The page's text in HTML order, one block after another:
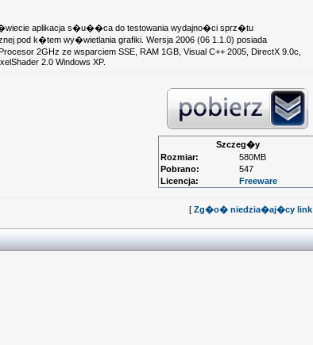
�wiecie aplikacja s�u��ca do testowania wydajno�ci sprz�tu
pod k�tem wy�wietlania grafiki. Wersja 2006 (06 1.1.0) posiada
2GHz ze wsparciem SSE, RAM 1GB, Visual C++ 2005, DirectX 9.0c,
2.0 Windows XP.
Szczeg�y
Rozmiar:
580MB
Pobrano:
547
Licencja:
Freeware
[ Zg�o� niedzia�aj�cy link